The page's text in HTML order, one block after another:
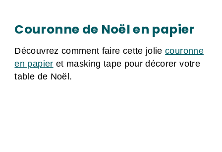
Couronne de Noël en papier
Découvrez comment faire cette joliecouronne
en papier et masking tape pour décorer votre
table de Noël.